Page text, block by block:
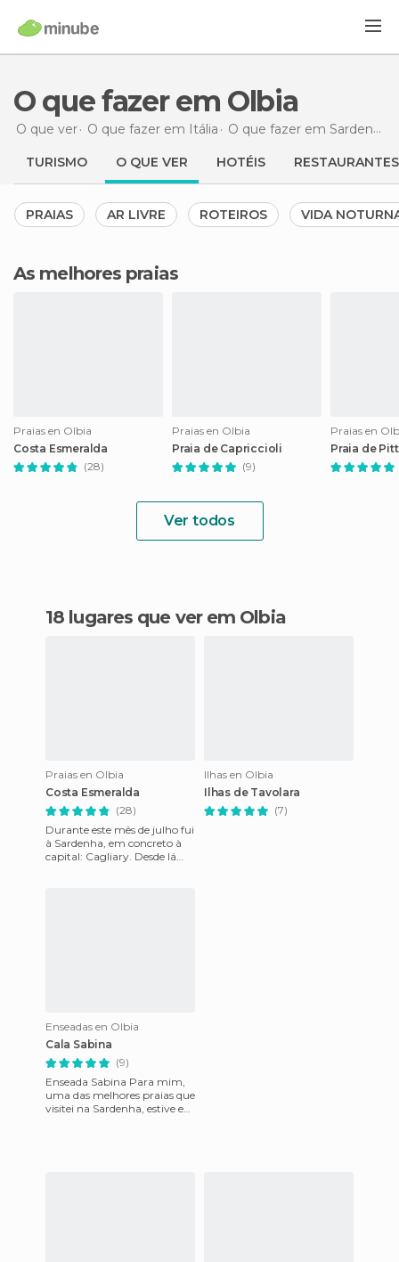
O que fazer em Olbia
O que ver O que fazer em Itália O que fazer em Sardenha
TURISMO O QUE VER HOTÉIS RESTAURANTES
PRAIAS AR LIVRE ROTEIROS VIDA
As melhores praias
Praias en Olbia
Costa Esmeralda
(28)
Praias en Olbia
Praia de Capriccioli
(9)
Praias en
Praia de
Ver todos
18 lugares que ver em Olbia
Praias en Olbia
Costa Esmeralda
(28)
Durante este mês de julho fui
à Sardenha, em concreto à
capital: Cagliary. Desde lá
Ilhas en Olbia
Ilhas de Tavolara
(7)
Enseadas en Olbia
Cala Sabina
(9)
Enseada Sabina Para mim,
uma das melhores praias que
visitei na Sardenha, estive em